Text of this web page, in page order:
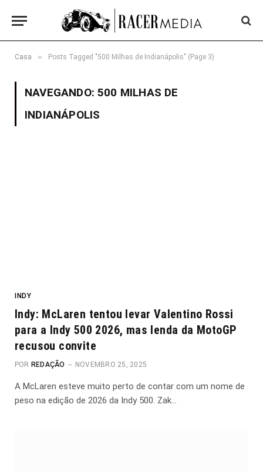
Casa » Posts Tagged "500 Milhas de Indianápolis" (Page 3)
NAVEGANDO:500 MILHAS DE
INDIANÁPOLIS
INDY
Indy: McLaren tentou levar Valentino Rossi
para a Indy 500 2026, mas lenda da MotoGP
recusou convite
POR REDAÇÃO NOVEMBRO 25, 2025
A McLaren esteve muito perto de contar com um nome de
peso na edição de 2026 da Indy 500. Zak…